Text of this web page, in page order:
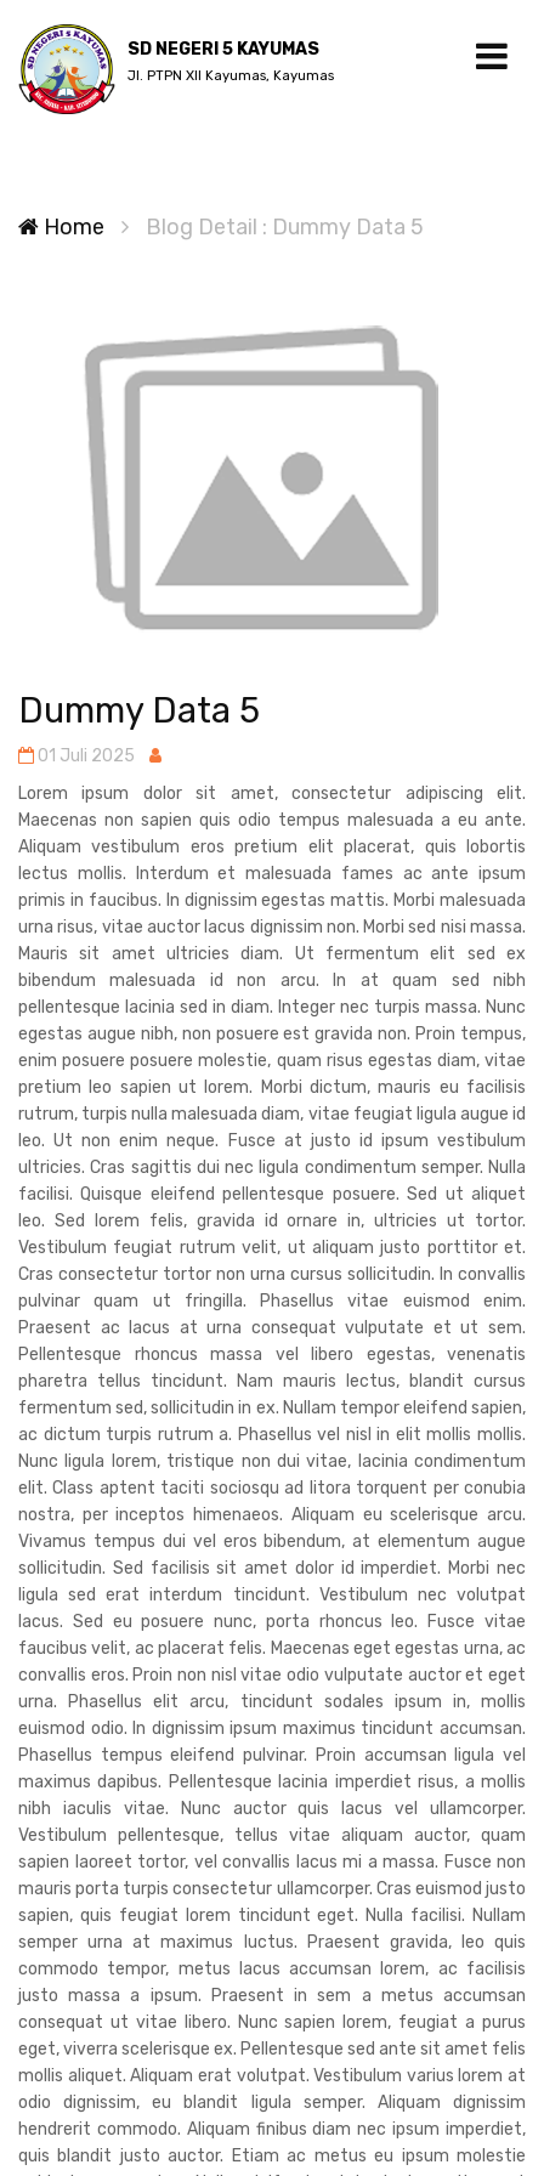
SD NEGERI 5 KAYUMAS
Jl. PTPN XII Kayumas, Kayumas
Home Blog Detail : Dummy Data 5
Dummy Data 5
01 Juli 2025
Lorem ipsum dolor sit amet, consectetur adipiscing elit.
Maecenas non sapien quis odio tempus malesuada a eu ante.
Aliquam vestibulum eros pretium elit placerat, quis lobortis
lectus mollis. Interdum et malesuada fames ac ante ipsum
primis in faucibus. In dignissim egestas mattis. Morbi malesuada
urna risus, vitae auctor lacus dignissim non. Morbi sed nisi massa.
Mauris sit amet ultricies diam. Ut fermentum elit sed ex
bibendum malesuada id non arcu. In at quam sed nibh
pellentesque lacinia sed in diam. Integer nec turpis massa. Nunc
egestas augue nibh, non posuere est gravida non. Proin tempus,
enim posuere posuere molestie, quam risus egestas diam, vitae
pretium leo sapien ut lorem. Morbi dictum, mauris eu facilisis
rutrum, turpis nulla malesuada diam, vitae feugiat ligula augue id
leo. Ut non enim neque. Fusce at justo id ipsum vestibulum
ultricies. Cras sagittis dui nec ligula condimentum semper. Nulla
facilisi. Quisque eleifend pellentesque posuere. Sed ut aliquet
leo. Sed lorem felis, gravida id ornare in, ultricies ut tortor.
Vestibulum feugiat rutrum velit, ut aliquam justo porttitor et.
Cras consectetur tortor non urna cursus sollicitudin. In convallis
pulvinar quam ut fringilla. Phasellus vitae euismod enim.
Praesent ac lacus at urna consequat vulputate et ut sem.
Pellentesque rhoncus massa vel libero egestas, venenatis
pharetra tellus tincidunt. Nam mauris lectus, blandit cursus
fermentum sed, sollicitudin in ex. Nullam tempor eleifend sapien,
ac dictum turpis rutrum a. Phasellus vel nisl in elit mollis mollis.
Nunc ligula lorem, tristique non dui vitae, lacinia condimentum
elit. Class aptent taciti sociosqu ad litora torquent per conubia
nostra, per inceptos himenaeos. Aliquam eu scelerisque arcu.
Vivamus tempus dui vel eros bibendum, at elementum augue
sollicitudin. Sed facilisis sit amet dolor id imperdiet. Morbi nec
ligula sed erat interdum tincidunt. Vestibulum nec volutpat
lacus. Sed eu posuere nunc, porta rhoncus leo. Fusce vitae
faucibus velit, ac placerat felis. Maecenas eget egestas urna, ac
convallis eros. Proin non nisl vitae odio vulputate auctor et eget
urna. Phasellus elit arcu, tincidunt sodales ipsum in, mollis
euismod odio. In dignissim ipsum maximus tincidunt accumsan.
Phasellus tempus eleifend pulvinar. Proin accumsan ligula vel
maximus dapibus. Pellentesque lacinia imperdiet risus, a mollis
nibh iaculis vitae. Nunc auctor quis lacus vel ullamcorper.
Vestibulum pellentesque, tellus vitae aliquam auctor, quam
sapien laoreet tortor, vel convallis lacus mi a massa. Fusce non
mauris porta turpis consectetur ullamcorper. Cras euismod justo
sapien, quis feugiat lorem tincidunt eget. Nulla facilisi. Nullam
semper urna at maximus luctus. Praesent gravida, leo quis
commodo tempor, metus lacus accumsan lorem, ac facilisis
justo massa a ipsum. Praesent in sem a metus accumsan
consequat ut vitae libero. Nunc sapien lorem, feugiat a purus
eget, viverra scelerisque ex. Pellentesque sed ante sit amet felis
mollis aliquet. Aliquam erat volutpat. Vestibulum varius lorem at
odio dignissim, eu blandit ligula semper. Aliquam dignissim
hendrerit commodo. Aliquam finibus diam nec ipsum imperdiet,
quis blandit justo auctor. Etiam ac metus eu ipsum molestie